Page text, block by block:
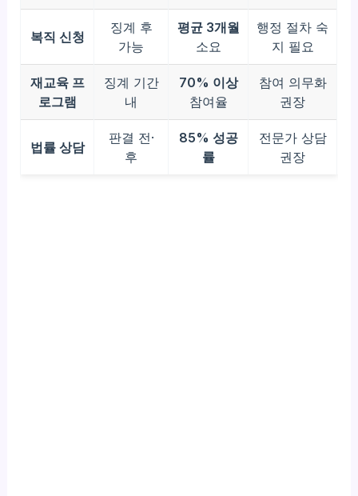
복직 신청
징계 후
가능
평균 3개월
소요
행정 절차 숙
지 필요
재교육 프
로그램
징계 기간
내
70% 이상
참여율
참여 의무화
권장
법률 상담
판결 전·
후
85% 성공
률
전문가 상담
권장